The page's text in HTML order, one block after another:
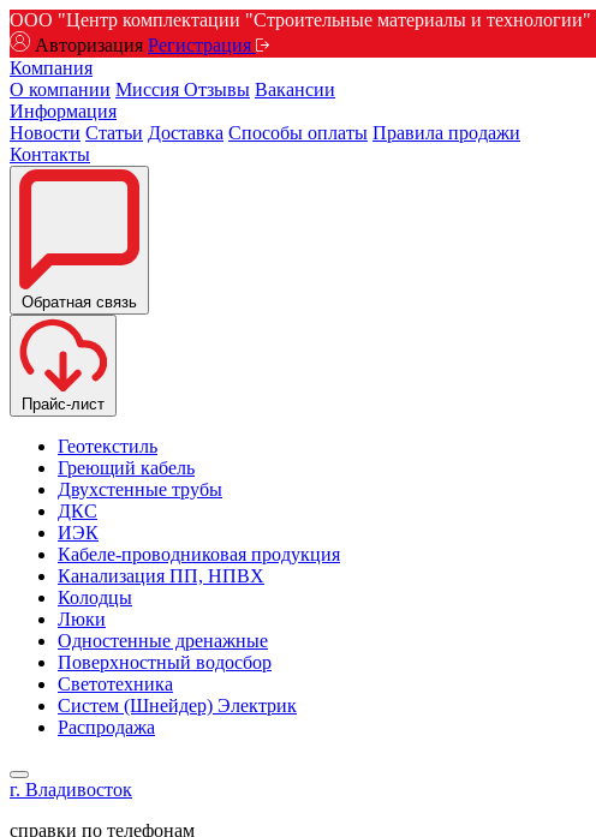
ООО "Центр комплектации "Строительные материалы и технологии"
Авторизация Регистрация
Компания
О компании Миссия Отзывы Вакансии
Информация
Новости Статьи Доставка Способы оплаты Правила продажи
Контакты
Обратная связь
Прайс-лист
Геотекстиль
Греющий кабель
Двухстенные трубы
ДКС
ИЭК
Кабеле-проводниковая продукция
Канализация ПП, НПВХ
Колодцы
Люки
Одностенные дренажные
Поверхностный водосбор
Светотехника
Систем (Шнейдер) Электрик
Распродажа
г. Владивосток
справки по телефонам